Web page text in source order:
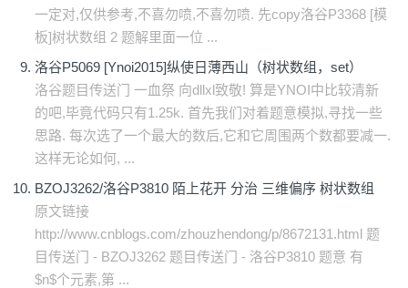
一定对,仅供参考,不喜勿喷,不喜勿喷. 先copy洛谷P3368 [模
板]树状数组 2 题解里面一位 ...
洛谷P5069 [Ynoi2015]纵使日薄西山（树状数组，set）
洛谷题目传送门 一血祭 向dllxl致敬! 算是YNOI中比较清新
的吧,毕竟代码只有1.25k. 首先我们对着题意模拟,寻找一些
思路. 每次选了一个最大的数后,它和它周围两个数都要减一.
这样无论如何, ...
BZOJ3262/洛谷P3810 陌上花开 分治 三维偏序 树状数组
原文链接
http://www.cnblogs.com/zhouzhendong/p/8672131.html 题
目传送门 - BZOJ3262 题目传送门 - 洛谷P3810 题意 有
$n$个元素,第 ...